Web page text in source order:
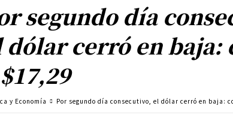
segundo día
dólar cerró en baja:
y Economía Por segundo día consecutivo, el dólar cerró en baja: